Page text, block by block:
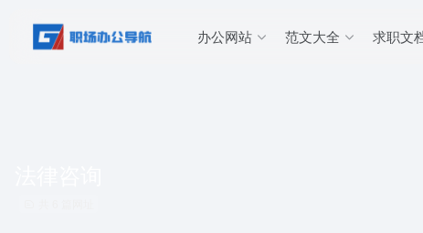
办公网站 范文大全 求职文